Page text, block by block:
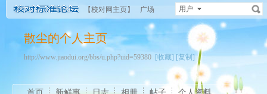
【校对网主页】 广场 用户
散尘的个人主页
http://www.jiaodui.org/bbs/u.php?uid=59380 [收藏] [复制]